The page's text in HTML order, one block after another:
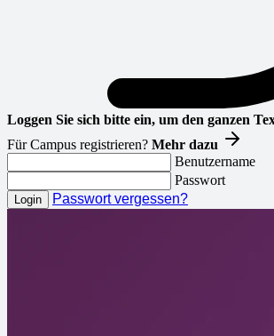
Loggen Sie sich bitte ein, um den ganzen
Für Campus registrieren? Mehr dazu
Benutzername
Passwort
Passwort vergessen?